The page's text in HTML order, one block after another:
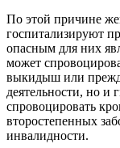
По этой причине
госпитализируют
опасным для них
может
выкидыш или
деятельности, но и
спровоцировать
второстепенных
инвалидности.